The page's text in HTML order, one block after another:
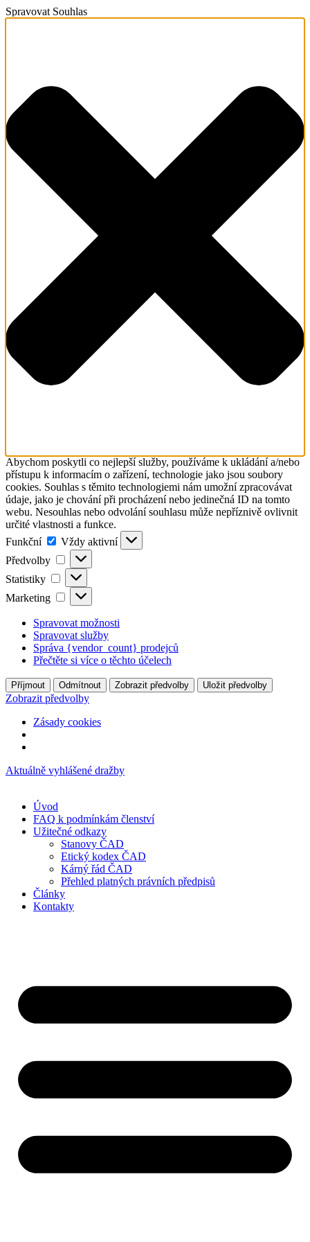
Spravovat Souhlas
Abychom poskytli co nejlepší služby, používáme k ukládání a/nebo
přístupu k informacím o zařízení, technologie jako jsou soubory
cookies. Souhlas s těmito technologiemi nám umožní zpracovávat
údaje, jako je chování při procházení nebo jedinečná ID na tomto
webu. Nesouhlas nebo odvolání souhlasu může nepříznivě ovlivnit
určité vlastnosti a funkce.
Funkční
Funkční
Vždy aktivní
Předvolby
Předvolby
Statistiky Statistiky
Marketing Marketing
Spravovat možnosti
Spravovat služby
Správa {vendor_count} prodejců
Přečtěte si více o těchto účelech
Příjmout Odmítnout Zobrazit předvolby Uložit předvolby
Zobrazit předvolby
Zásady cookies
Přejít
Aktuálně vyhlášené dražby
Úvod
FAQ k podmínkám členství
Užitečné odkazy
Stanovy ČAD
Etický kodex ČAD
Kárný řád ČAD
Přehled platných právních předpisů
Články
Kontakty